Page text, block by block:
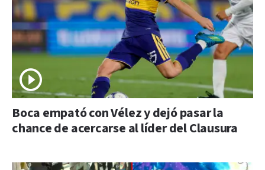
Boca empató con Vélez y dejó pasar la
chance de acercarse al líder del Clausura